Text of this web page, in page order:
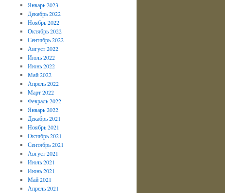
Январь 2023
Декабрь 2022
Ноябрь 2022
Октябрь 2022
Сентябрь 2022
Август 2022
Июль 2022
Июнь 2022
Май 2022
Апрель 2022
Март 2022
Февраль 2022
Январь 2022
Декабрь 2021
Ноябрь 2021
Октябрь 2021
Сентябрь 2021
Август 2021
Июль 2021
Июнь 2021
Май 2021
Апрель 2021